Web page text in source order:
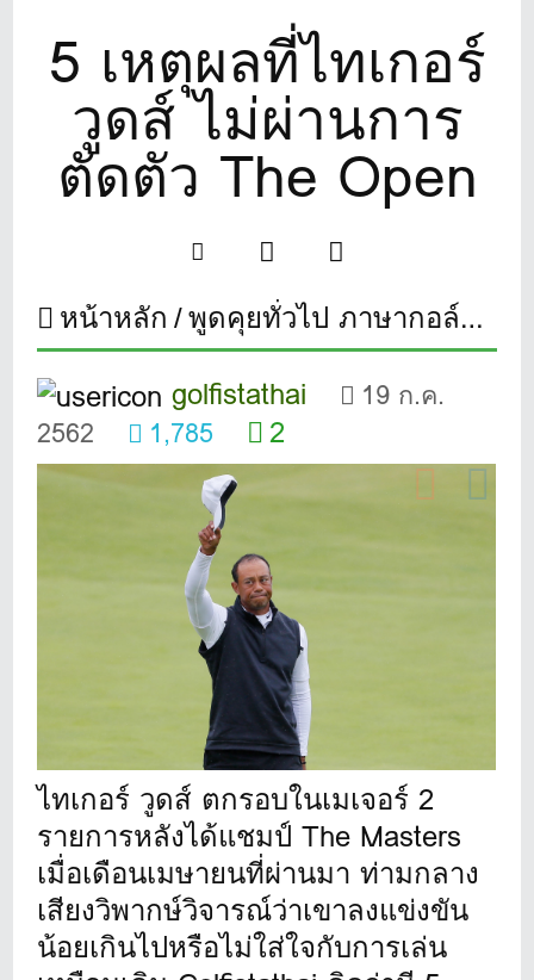
5 เหตุผลที่ไทเกอร์
วูดส์ ไม่ผ่านการ
ตัดตัว The Open
หน้าหลัก พูดคุยทั่วไป ภาษากอล์ฟ
golfistathai
19 ก.ค.
2562
1,785 2
ไทเกอร์ วูดส์ ตกรอบในเมเจอร์ 2
รายการหลังได้แชมป์ The Masters
เมื่อเดือนเมษายนที่ผ่านมา ท่ามกลาง
เสียงวิพากษ์วิจารณ์ว่าเขาลงแข่งขัน
น้อยเกินไปหรือไม่ใส่ใจกับการเล่น